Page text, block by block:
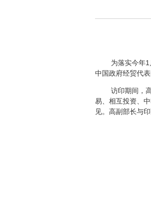
为落实今年1
中国政府经贸代
访印期间，
易、相互投资、
见。高副部长与